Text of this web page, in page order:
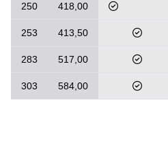
250 418,00
253 413,50
283 517,00
303 584,00